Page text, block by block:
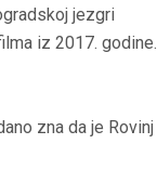
jezgri
iz 2017. godine.
zna da je Rovinj